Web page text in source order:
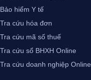
Bảo hiểm Y tế
Tra cứu hóa đơn
Tra cứu mã số thuế
Tra cứu sổ BHXH Online
Tra cứu doanh nghiệp Online